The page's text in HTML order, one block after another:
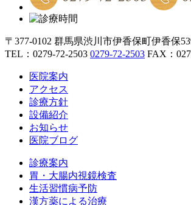
〒377-0102 群馬県渋川市伊香保町伊香保
TEL： 0279-72-2503 0279-72-2503 FAX：
医院案内
アクセス
診療方針
設備紹介
お知らせ
医院ブログ
診療案内
胃・大腸内視鏡検査
生活習慣病予防
漢方薬による治療